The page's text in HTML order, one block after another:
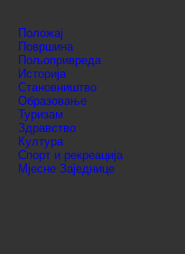
Положај
Површина
Пољопривреда
Историја
Становништво
Образовање
Туризам
Здравство
Култура
Спорт и рекреација
Мјесне Заједнице